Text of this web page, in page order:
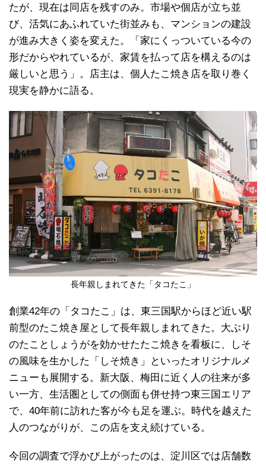
たが、現在は同店を残すのみ。市場や個店が立ち並
び、活気にあふれていた街並みも、マンションの建設
が進み大きく姿を変えた。「家にくっついている今の
形だからやれているが、家賃を払って店を構えるのは
厳しいと思う」。店主は、個人たこ焼き店を取り巻く
現実を静かに語る。
長年親しまれてきた「タコたこ」
創業42年の「タコたこ」は、東三国駅からほど近い駅
前型のたこ焼き屋として長年親しまれてきた。大ぶり
のたことしょうがを効かせたたこ焼きを看板に、しそ
の風味を生かした「しそ焼き」といったオリジナルメ
ニューも展開する。新大阪、梅田に近く人の往来が多
い一方、生活圏としての側面も併せ持つ東三国エリア
で、40年前に訪れた客が今も足を運ぶ。時代を越えた
人のつながりが、この店を支え続けている。
今回の調査で浮かび上がったのは、淀川区では店舗数